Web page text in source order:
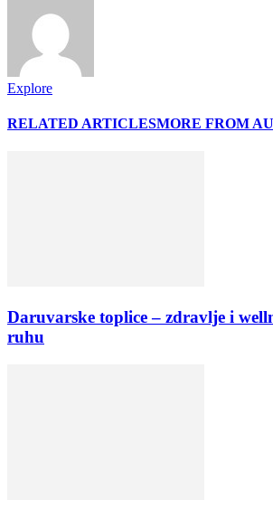
Explore
RELATED ARTICLESMORE FROM
Daruvarske toplice – zdravlje i
ruhu